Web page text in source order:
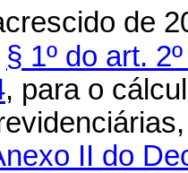
de
§ 1º do art.
, para o
II do